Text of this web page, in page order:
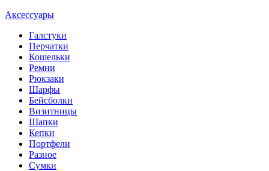
Аксессуары
Галстуки
Перчатки
Кошельки
Ремни
Рюкзаки
Шарфы
Бейсболки
Визитницы
Шапки
Кепки
Портфели
Разное
Сумки